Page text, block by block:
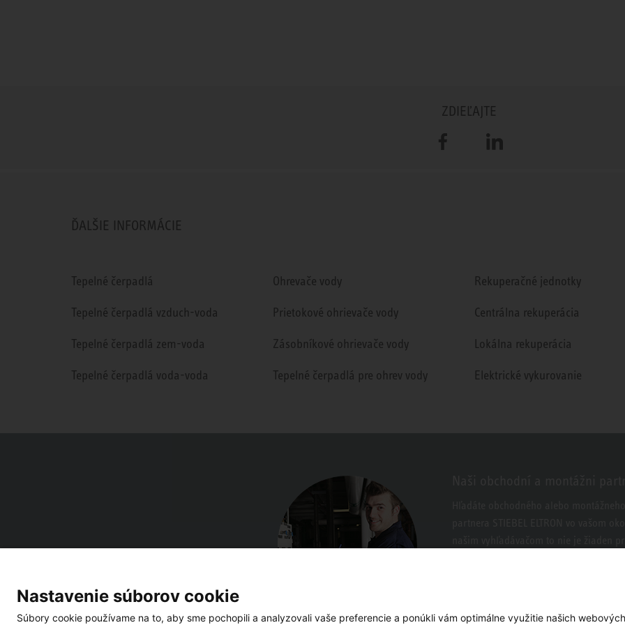
ZDIEĽAJTE
Facebook LinkedIn
ĎALŠIE INFORMÁCIE
Tepelné čerpadlá
Tepelné čerpadlá vzduch-voda
Tepelné čerpadlá zem-voda
Tepelné čerpadlá voda-voda
Ohrevače vody
Prietokové ohrievače vody
Zásobníkové ohrievače vody
Tepelné čerpadlá pre ohrev vody
Rekuperačné jednotky
Centrálna rekuperácia
Lokálna rekuperácia
Elektrické vykurovanie
Nastavenie súborov cookie
Súbory cookie používame na to, aby sme pochopili a analyzovali vaše preferencie a ponúkli vám optimálne využitie našich